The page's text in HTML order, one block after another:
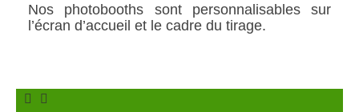
Nos photobooths sont personnalisables sur
l’écran d’accueil et le cadre du tirage.